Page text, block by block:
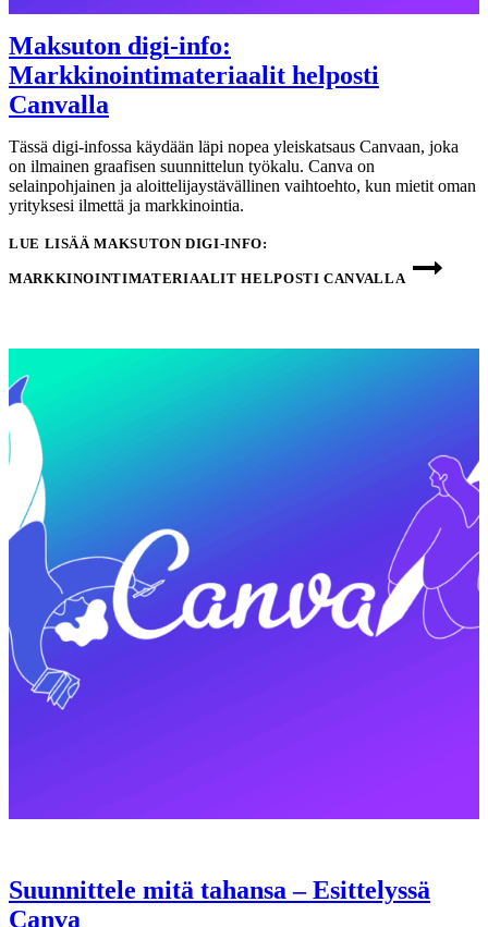
Maksuton digi-info:
Markkinointimateriaalit helposti
Canvalla
Tässä digi-infossa käydään läpi nopea yleiskatsaus Canvaan, joka
on ilmainen graafisen suunnittelun työkalu. Canva on
selainpohjainen ja aloittelijaystävällinen vaihtoehto, kun mietit oman
yrityksesi ilmettä ja markkinointia.
LUE LISÄÄMAKSUTON DIGI-INFO:
MARKKINOINTIMATERIAALIT HELPOSTI CANVALLA
Suunnittele mitä tahansa – Esittelyssä
Canva